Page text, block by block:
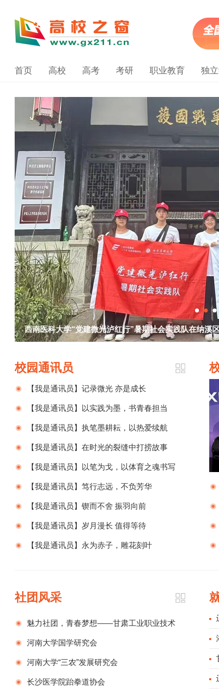
首页 高校 高考 考研 职业教育 独
江苏海事职业技术学院经济管理学院举行2023年暑
校园通讯员
【我是通讯员】记录微光 亦是成长
【我是通讯员】以实践为墨，书青春担当
【我是通讯员】执笔墨耕耘，以热爱续航
【我是通讯员】在时光的裂缝中打捞故事
【我是通讯员】以笔为戈，以体育之魂书写
时代新章【我是通讯员】笃行志远，不负芳华
【我是通讯员】锲而不舍 振羽向前
【我是通讯员】岁月漫长 值得等待
【我是通讯员】永为赤子，雕花刻叶
社团风采
魅力社团，青春梦想——甘肃工业职业技术
学院国旗护卫队
河南大学国学研究会
河南大学“三农”发展研究会
长沙医学院跆拳道协会
岗
股
期